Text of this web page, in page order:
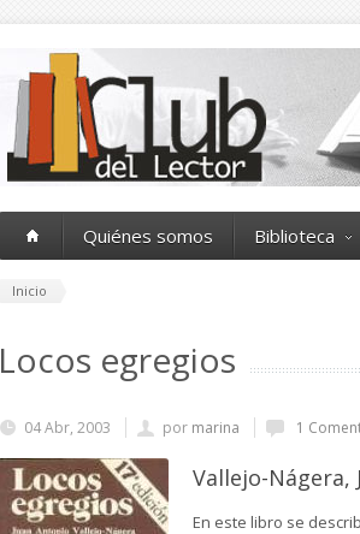
Quiénes somos Biblioteca
Inicio
Locos egregios
04 Abr, 2003 por marina 1
Vallejo-Nágera,
En este libro se